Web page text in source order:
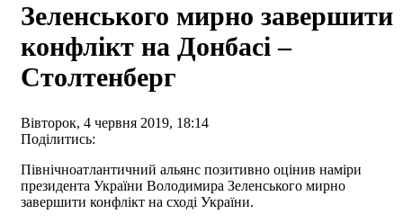
Зеленського мирно завершити
конфлікт на Донбасі –
Столтенберг
Вівторок, 4 червня 2019, 18:14
Поділитись:
Північноатлантичний альянс позитивно оцінив наміри
президента України Володимира Зеленського мирно
завершити конфлікт на сході України.